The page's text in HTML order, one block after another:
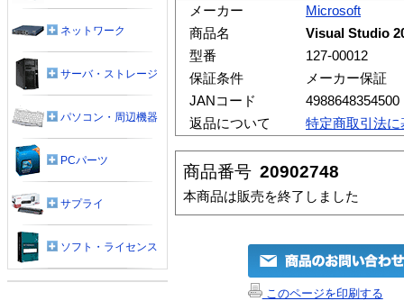
メーカー
Microsoft
商品名
Visual Studio
型番
127-00012
保証条件
メーカー保証
JANコード
4988648354500
返品について
特定商取引法
商品番号 20902748
本商品は販売を終了しました
このページを印刷する
ネットワーク
サーバ・ストレージ
パソコン・周辺機器
PCパーツ
サプライ
ソフト・ライセンス